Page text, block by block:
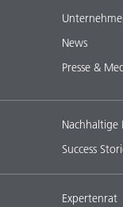
News
Presse &
Nachhaltige
Success
Expertenrat